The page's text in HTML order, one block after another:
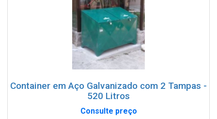
Container em Aço Galvanizado com 2 Tampas -
520 Litros
Consulte preço